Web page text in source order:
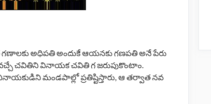
అధిపతి అందుకే ఆయనకు గణపతి అనే పేరు
చవితిని వినాయక చవితి గ జరుపుకొంటాం.
మండపాల్లో ప్రతిష్టిస్తారు, ఆ తర్వాత నవ